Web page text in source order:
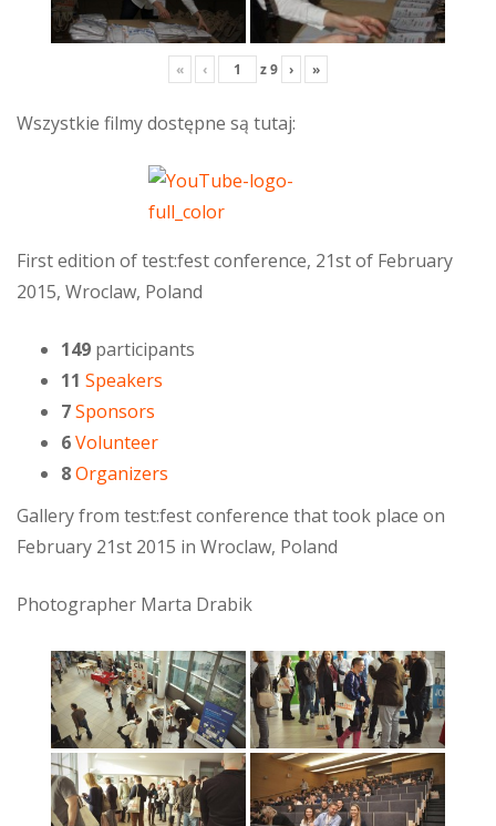
« ‹ z9 › »
Wszystkie filmy dostępne są tutaj:
First edition of test:fest conference, 21st of February
2015, Wroclaw, Poland
149 participants
11 Speakers
7Sponsors
6Volunteer
8Organizers
Gallery from test:fest conference that took place on
February 21st 2015 in Wroclaw, Poland
Photographer Marta Drabik